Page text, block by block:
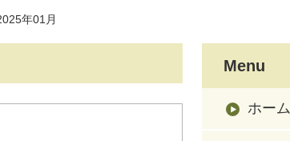
年01月
Menu
ホーム